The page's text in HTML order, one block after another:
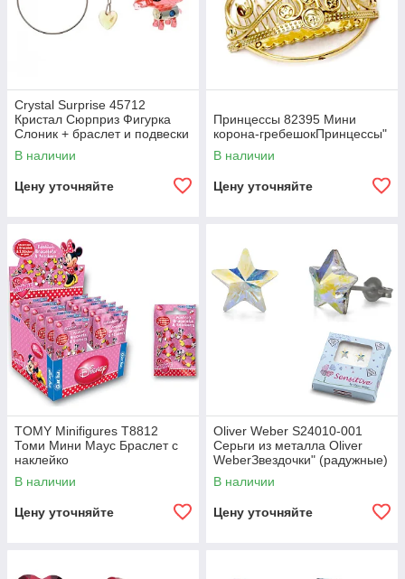
Crystal Surprise 45712
Кристал Сюрприз Фигурка
Слоник + браслет и подвески
В наличии
Цену уточняйте
Принцессы 82395 Мини
корона-гребешокПринцессы"
В наличии
Цену уточняйте
TOMY Minifigures T8812
Томи Мини Маус Браслет с
наклейко
В наличии
Цену уточняйте
Oliver Weber S24010-001
Серьги из металла Oliver
WeberЗвездочки" (радужные)
В наличии
Цену уточняйте